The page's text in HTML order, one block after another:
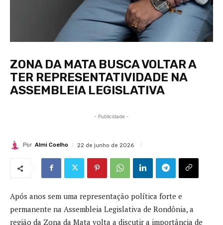
ZONA DA MATA BUSCA VOLTAR A
TER REPRESENTATIVIDADE NA
ASSEMBLEIA LEGISLATIVA
- Publicidade -
Por Almi Coelho 22 de junho de 2026
Após anos sem uma representação política forte e
permanente na Assembleia Legislativa de Rondônia, a
região da Zona da Mata volta a discutir a importância de